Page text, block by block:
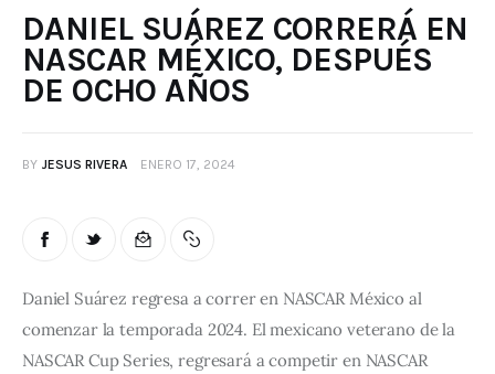
DANIEL SUÁREZ CORRERÁ EN
NASCAR MÉXICO, DESPUÉS
DE OCHO AÑOS
BY JESUS RIVERA ENERO 17, 2024
Daniel Suárez regresa a correr en NASCAR México al
comenzar la temporada 2024. El mexicano veterano de la
NASCAR Cup Series, regresará a competir en NASCAR